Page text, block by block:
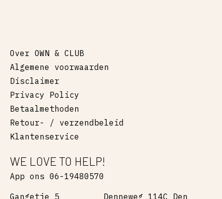
Over OWN & CLUB
Algemene voorwaarden
Disclaimer
Privacy Policy
Betaalmethoden
Retour- / verzendbeleid
Klantenservice
WE LOVE TO HELP!
App ons 06-19480570
Gangetje 5 Denneweg 114C Den